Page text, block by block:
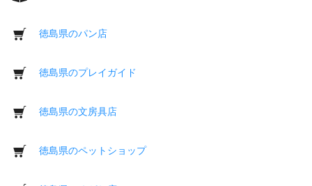
徳島県のパン店
徳島県のプレイガイド
徳島県の文房具店
徳島県のペットショップ